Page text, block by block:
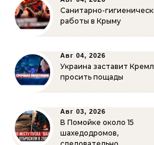
Санитарно-
работы в Крыму
Авг 04, 2026
Украина заставит
просить пощады
Авг 03, 2026
В Помойке около 15
шахедодромов,